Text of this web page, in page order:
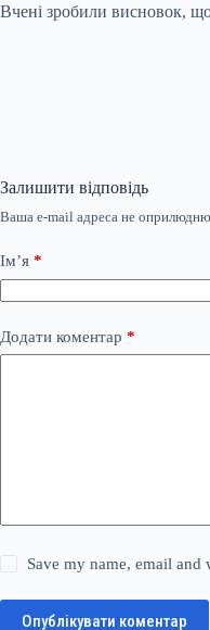
Вчені зробили висновок,
Залишити відповідь
Ваша e-mail адреса не
Ім’я *
Додати коментар *
Save my name, email
Опублікувати коментар